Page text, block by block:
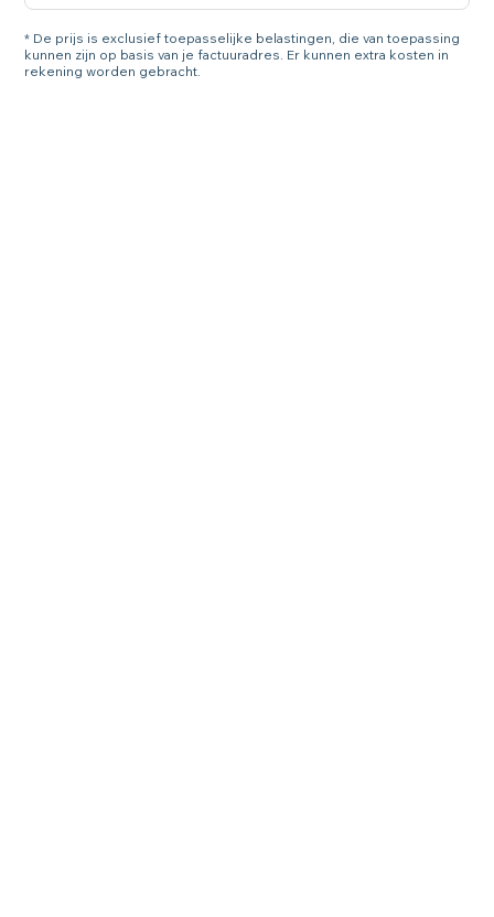
* De prijs is exclusief toepasselijke belastingen, die van toepassing
kunnen zijn op basis van je factuuradres. Er kunnen extra kosten in
rekening worden gebracht.